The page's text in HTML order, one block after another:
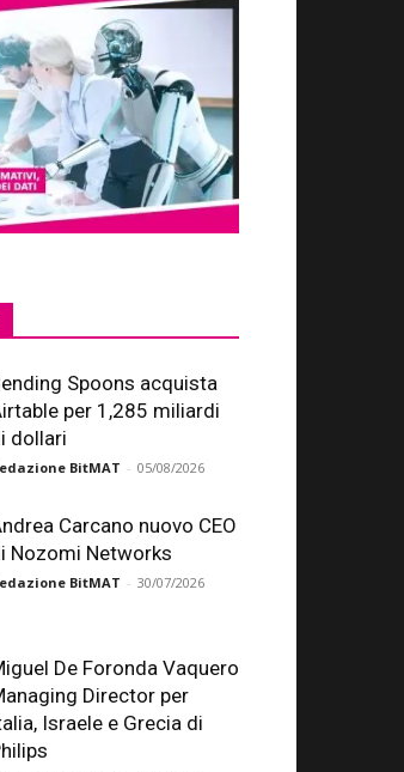
Spoons acquista
per 1,285 miliardi
dollari
BitMAT - 05/08/2026
Carcano nuovo CEO
Nozomi Networks
BitMAT - 30/07/2026
De Foronda Vaquero
Director per
Israele e Grecia di